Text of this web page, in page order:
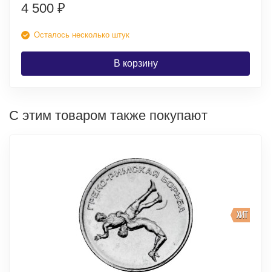
4 500 ₽
Осталось несколько штук
В корзину
С этим товаром также покупают
ХИТ